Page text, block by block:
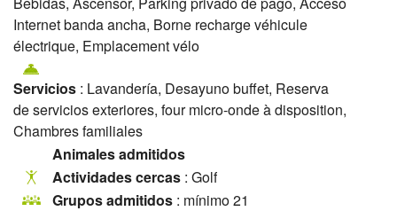
Internet banda ancha, Borne recharge véhicule
électrique, Emplacement vélo
Servicios : Lavandería, Desayuno buffet, Reserva
de servicios exteriores, four micro-onde à disposition,
Chambres familiales
Animales admitidos
Actividades cercas : Golf
Grupos admitidos : mínimo 21